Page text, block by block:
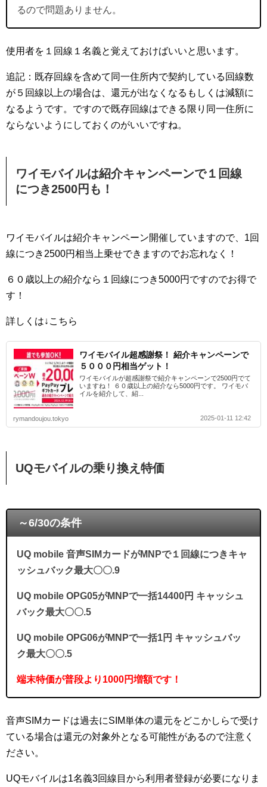
るので問題ありません。
使用者を１回線１名義と覚えておけばいいと思います。
追記：既存回線を含めて同一住所内で契約している回線数
が５回線以上の場合は、還元が出なくなるもしくは減額に
なるようです。ですので既存回線はできる限り同一住所に
ならないようにしておくのがいいですね。
ワイモバイルは紹介キャンペーンで１回線
につき2500円も！
ワイモバイルは紹介キャンペーン開催していますので、1回
線につき2500円相当上乗せできますのでお忘れなく！
６０歳以上の紹介なら１回線につき5000円ですのでお得で
す！
詳しくは↓こちら
ワイモバイル超感謝祭！ 紹介キャンペーンで
５０００円相当ゲット！
ワイモバイルが超感謝祭で紹介キャンペーンで2500円でて
いますね！ ６０歳以上の紹介なら5000円です。 ワイモバ
イルを紹介して、紹...
rymandoujou.tokyo 2025-01-11 12:42
UQモバイルの乗り換え特価
～6/30の条件
UQ mobile 音声SIMカードがMNPで１回線につきキャ
ッシュバック最大〇〇.9
UQ mobile OPG05がMNPで一括14400円 キャッシュ
バック最大〇〇.5
UQ mobile OPG06がMNPで一括1円 キャッシュバッ
ク最大〇〇.5
端末特価が普段より1000円増額です！
音声SIMカードは過去にSIM単体の還元をどこかしらで受け
ている場合は還元の対象外となる可能性があるので注意く
ださい。
UQモバイルは1名義3回線目から利用者登録が必要になりま